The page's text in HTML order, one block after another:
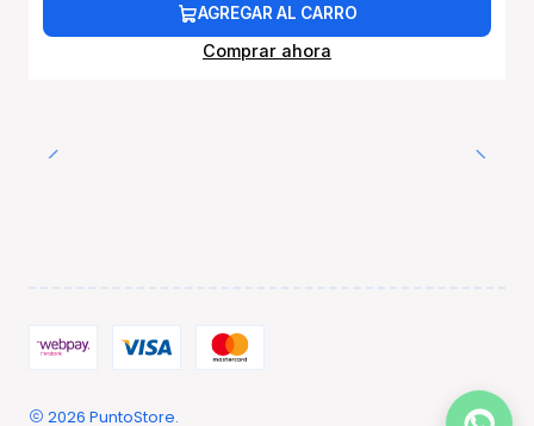
AGREGAR AL CARRO
Comprar ahora
2026 PuntoStore.